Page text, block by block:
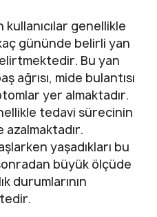
genellikle
gününde belirli yan
Bu yan
ağrısı, mide bulantısı
yer almaktadır.
tedavi sürecinin
yaşadıkları bu
büyük ölçüde
durumlarının